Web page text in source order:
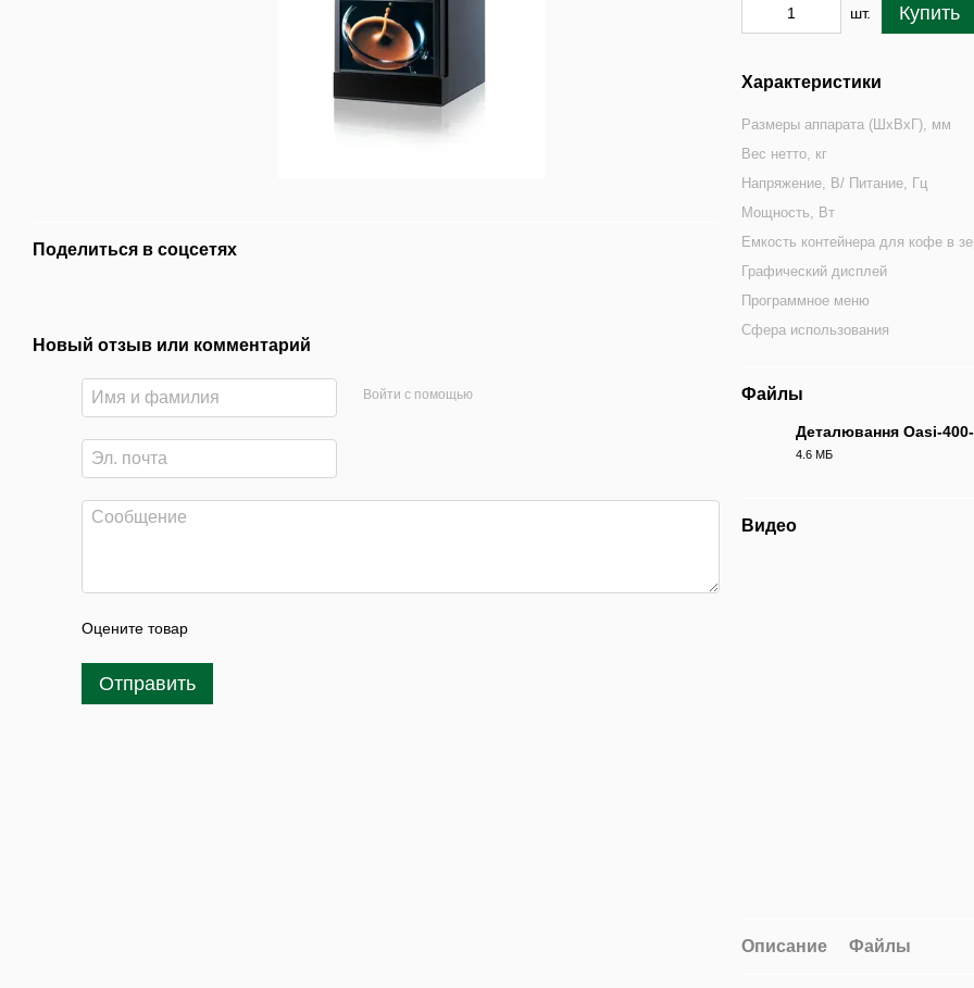
Поделиться в соцсетях
Новый отзыв или комментарий
Войти с помощью
Оцените товар
Отправить
шт. Купить
Характеристики
Размеры аппарата (ШхВхГ), мм
Вес нетто, кг
Напряжение, В/ Питание, Гц
Мощность, Вт
Емкость контейнера для кофе в
Графический дисплей
Программное меню
Сфера использования
Файлы
Деталювання Oasi-
4.6 МБ
Видео
Описание Файлы